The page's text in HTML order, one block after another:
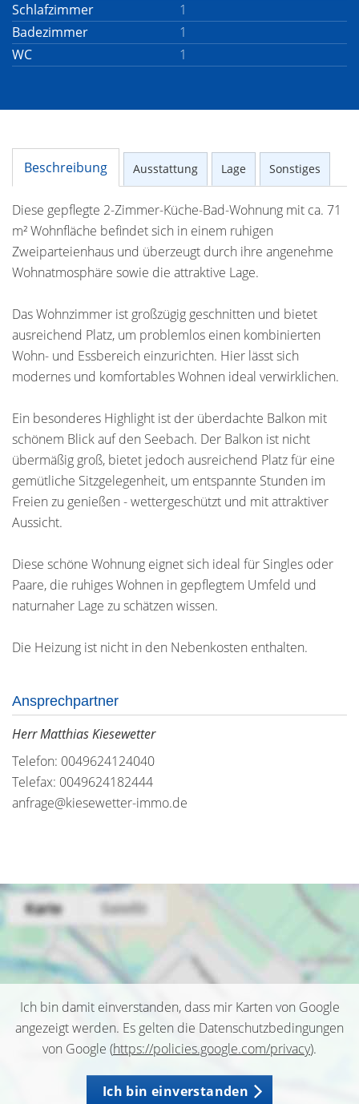
Schlafzimmer
1
Badezimmer
1
WC
1
Beschreibung Ausstattung Lage Sonstiges
Diese gepflegte 2-Zimmer-Küche-Bad-Wohnung mit ca. 71
m² Wohnfläche befindet sich in einem ruhigen
Zweiparteienhaus und überzeugt durch ihre angenehme
Wohnatmosphäre sowie die attraktive Lage.
Das Wohnzimmer ist großzügig geschnitten und bietet
ausreichend Platz, um problemlos einen kombinierten
Wohn- und Essbereich einzurichten. Hier lässt sich
modernes und komfortables Wohnen ideal verwirklichen.
Ein besonderes Highlight ist der überdachte Balkon mit
schönem Blick auf den Seebach. Der Balkon ist nicht
übermäßig groß, bietet jedoch ausreichend Platz für eine
gemütliche Sitzgelegenheit, um entspannte Stunden im
Freien zu genießen - wettergeschützt und mit attraktiver
Aussicht.
Diese schöne Wohnung eignet sich ideal für Singles oder
Paare, die ruhiges Wohnen in gepflegtem Umfeld und
naturnaher Lage zu schätzen wissen.
Die Heizung ist nicht in den Nebenkosten enthalten.
Ansprechpartner
Herr Matthias Kiesewetter
Telefon: 0049624124040
Telefax: 0049624182444
anfrage@kiesewetter-immo.de
Ich bin damit einverstanden, dass mir Karten von Google
angezeigt werden. Es gelten die Datenschutzbedingungen
von Google (https://policies.google.com/privacy).
Ich bin einverstanden